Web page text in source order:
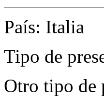
País: Italia
Tipo de
Otro tipo de